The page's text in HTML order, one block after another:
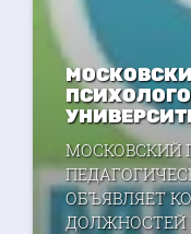
МОСКОВСКИЙ
ОБЪЯВЛЯЕТ
ДОЛЖНОСТЕЙ